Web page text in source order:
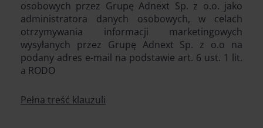
osobowych przez Grupę Adnext Sp. z o.o. jako
administratora danych osobowych, w celach
otrzymywania informacji marketingowych
wysyłanych przez Grupę Adnext Sp. z o.o na
podany adres e-mail na podstawie art. 6 ust. 1 lit.
a RODO
Pełna treść klauzuli